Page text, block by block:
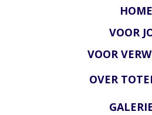
HOME
VOOR
VOOR
OVER